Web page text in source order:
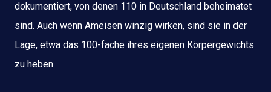
dokumentiert, von denen 110 in Deutschland beheimatet
sind. Auch wenn Ameisen winzig wirken, sind sie in der
Lage, etwa das 100-fache ihres eigenen Körpergewichts
zu heben.